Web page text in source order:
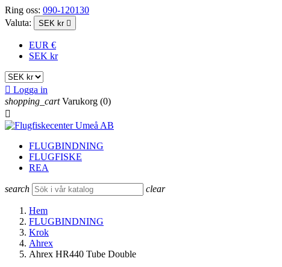
Ring oss: 090-120130
Valuta:
SEK kr 
EUR €
SEK kr
 Logga in
shopping_cart Varukorg (0)

FLUGBINDNING
FLUGFISKE
REA
search clear
Hem
FLUGBINDNING
Krok
Ahrex
Ahrex HR440 Tube Double